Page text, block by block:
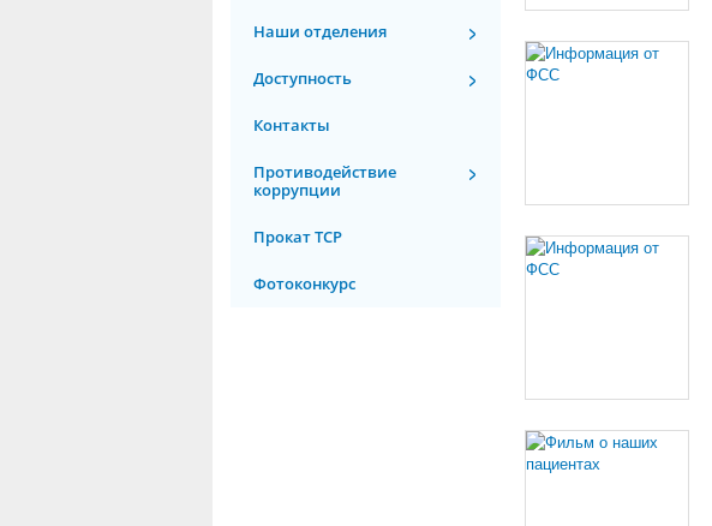
Наши отделения
Доступность
Контакты
Противодействие
коррупции
Прокат ТСР
Фотоконкурс